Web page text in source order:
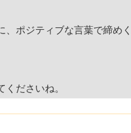
ポジティブな言葉で締めく
ださいね。